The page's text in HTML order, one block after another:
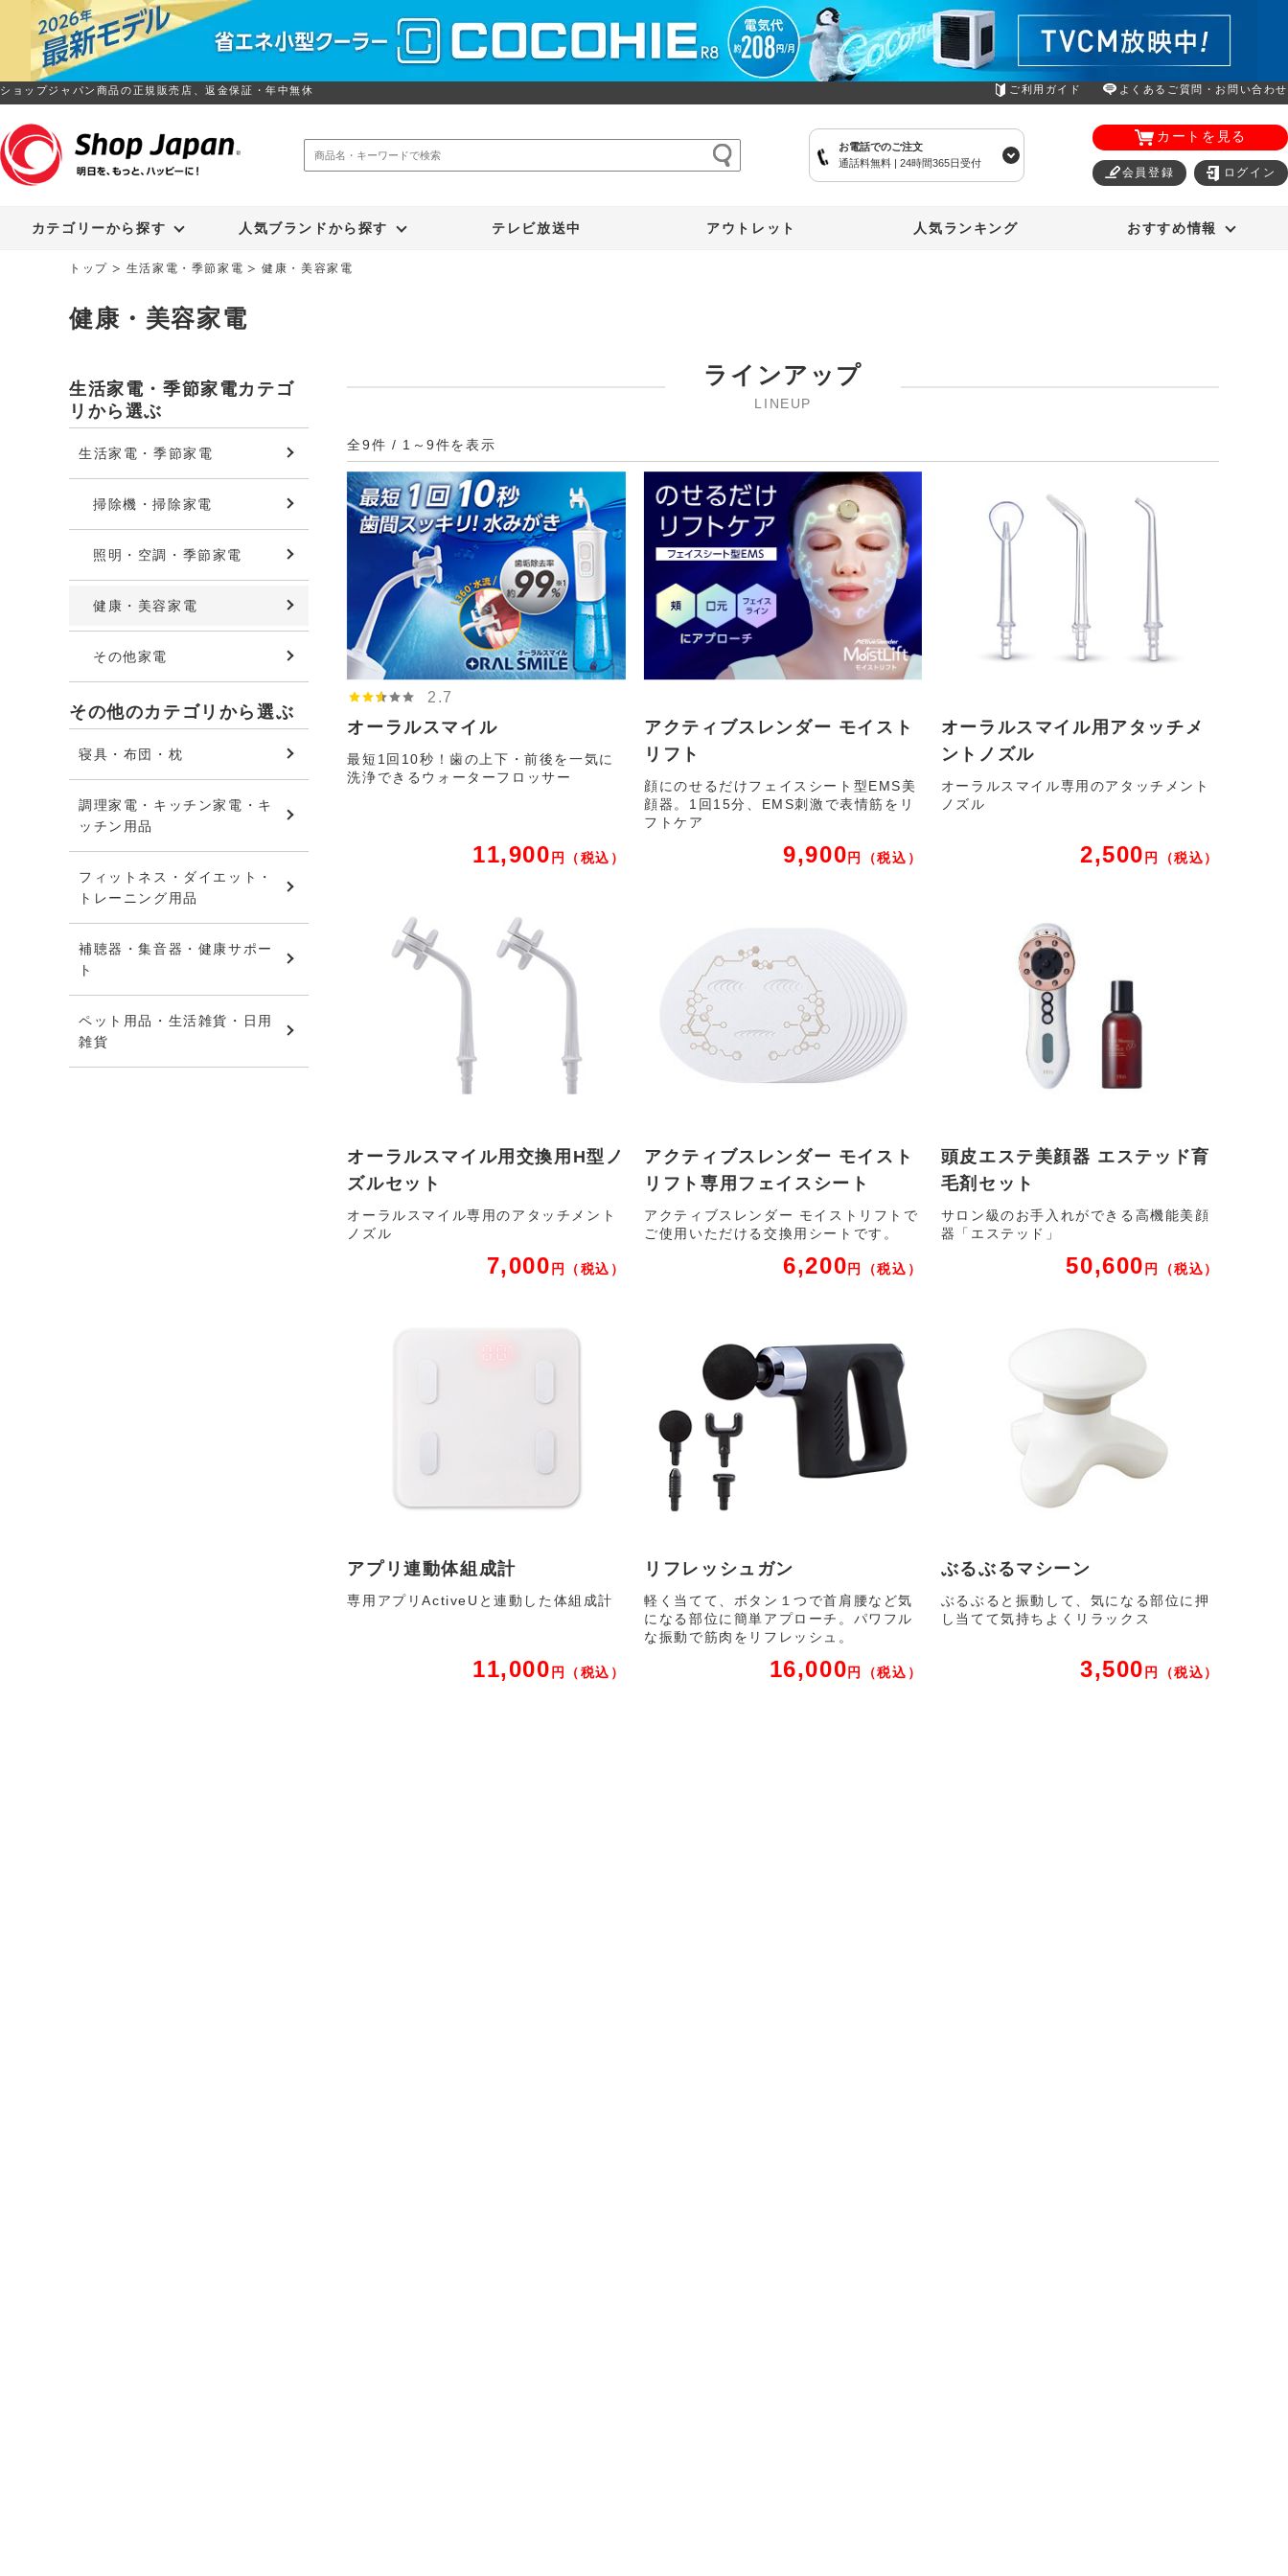
ショップジャパン商品の正規販売店、返金保証・年中無休 ご利用ガイド よくあるご質問・お問い合わせ
お電話でのご注文
通話料無料 | 24時間365日受付
カートを見る
会員登録 ログイン
カテゴリーから探す 人気ブランドから探す テレビ放送中 アウトレット 人気ランキング おすすめ情報
トップ 生活家電・季節家電 健康・美容家電
健康・美容家電
生活家電・季節家電カテゴ
リから選ぶ
生活家電・季節家電
掃除機・掃除家電
照明・空調・季節家電
健康・美容家電
その他家電
その他のカテゴリから選ぶ
寝具・布団・枕
調理家電・キッチン家電・キ
ッチン用品
フィットネス・ダイエット・
トレーニング用品
補聴器・集音器・健康サポー
ト
ペット用品・生活雑貨・日用
雑貨
ラインアップ
LINEUP
全9件 / 1～9件を表示
2.7
オーラルスマイル
最短1回10秒！歯の上下・前後を一気に
洗浄できるウォーターフロッサー
11,900 円 （税込）
アクティブスレンダー モイスト
リフト
顔にのせるだけフェイスシート型EMS美
顔器。1回15分、EMS刺激で表情筋をリ
フトケア
9,900 円 （税込）
オーラルスマイル用アタッチメ
ントノズル
オーラルスマイル専用のアタッチメント
ノズル
2,500 円 （税込）
オーラルスマイル用交換用H型ノ
ズルセット
オーラルスマイル専用のアタッチメント
ノズル
7,000 円 （税込）
アクティブスレンダー モイスト
リフト専用フェイスシート
アクティブスレンダー モイストリフトで
ご使用いただける交換用シートです。
6,200 円 （税込）
頭皮エステ美顔器 エステッド育
毛剤セット
サロン級のお手入れができる高機能美顔
器「エステッド」
50,600 円 （税込）
アプリ連動体組成計
専用アプリActiveUと連動した体組成計
11,000 円 （税込）
リフレッシュガン
軽く当てて、ボタン１つで首肩腰など気
になる部位に簡単アプローチ。パワフル
な振動で筋肉をリフレッシュ。
16,000 円 （税込）
ぶるぶるマシーン
ぶるぶると振動して、気になる部位に押
し当てて気持ちよくリラックス
3,500 円 （税込）